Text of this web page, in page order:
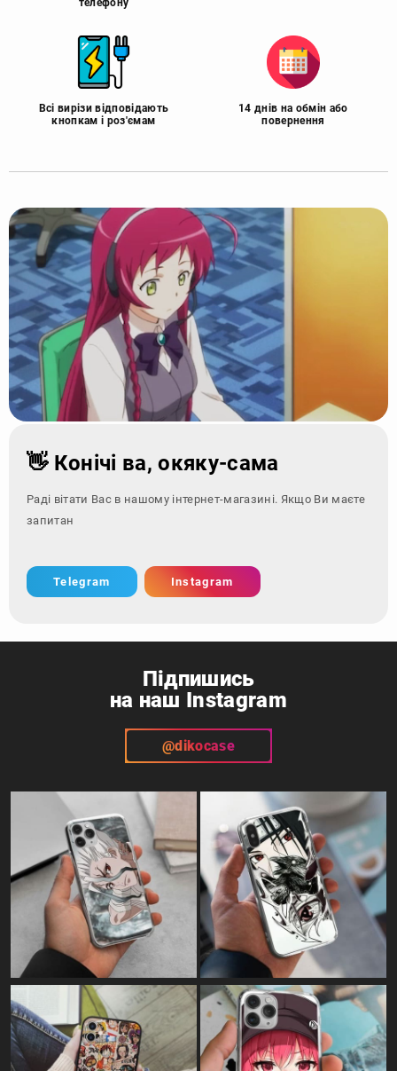
Всі вирізи відповідають
кнопкам і роз'ємам
14 днів на обмін або
повернення
👋 Конічі ва, окяку-сама
Раді вітати Вас в нашому інтернет-магазині. Якщо Ви маєте
запитання - зверні
Telegram Instagram
Підпишись
на наш Instagram
@dikocase